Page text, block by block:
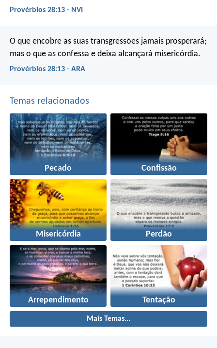
Provérbios 28:13 - NVI
O que encobre as suas transgressões jamais prosperará;
mas o que as confessa e deixa alcançará misericórdia.
Provérbios 28:13 - ARA
Temas relacionados
Pecado Confissão
Misericórdia Perdão
Arrependimento Tentação
Mais Temas...